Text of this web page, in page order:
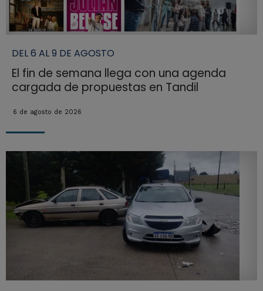
DEL 6 AL 9 DE AGOSTO
El fin de semana llega con una agenda
cargada de propuestas en Tandil
6 de agosto de 2026